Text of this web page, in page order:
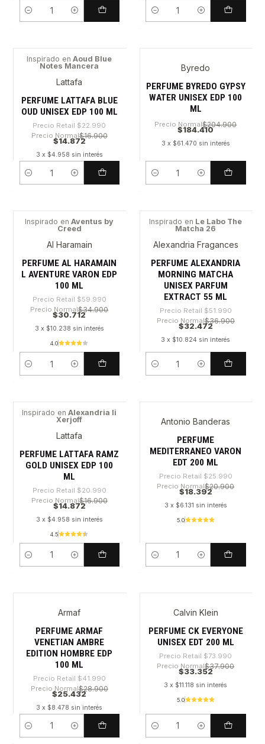
Cantidad Cantidad
Inspirado en Aoud Blue
Notes Mancera
Lattafa
PERFUME LATTAFA BLUE
OUD UNISEX EDP 100 ML
Precio Retail $22.990
Precio Normal$16.900
$14.872
3 x $4.958 sin interés
Cantidad
Byredo
PERFUME BYREDO GYPSY
WATER UNISEX EDP 100
ML
Precio Normal$204.900
$184.410
3 x $61.470 sin interés
Cantidad
Inspirado en Aventus by
Creed
Al Haramain
PERFUME AL HARAMAIN
L AVENTURE VARON EDP
100 ML
Precio Retail $59.990
Precio Normal$34.900
$30.712
3 x $10.238 sin interés
4.0
Cantidad
Inspirado en Le Labo The
Matcha 26
Alexandria Fragances
PERFUME ALEXANDRIA
MORNING MATCHA
UNISEX PARFUM
EXTRACT 55 ML
Precio Retail $51.990
Precio Normal$36.900
$32.472
3 x $10.824 sin interés
Cantidad
Inspirado en Alexandria Ii
Xerjoff
Lattafa
PERFUME LATTAFA RAMZ
GOLD UNISEX EDP 100
ML
Precio Retail $20.990
Precio Normal$16.900
$14.872
3 x $4.958 sin interés
4.5
Cantidad
-29%
Antonio Banderas
PERFUME
MEDITERRANEO VARON
EDT 200 ML
Precio Retail $25.990
Precio Normal$20.900
$18.392
3 x $6.131 sin interés
5.0
Cantidad
Armaf
PERFUME ARMAF
VENETIAN AMBRE
EDITION HOMBRE EDP
100 ML
Precio Retail $41.990
Precio Normal$28.900
$25.432
3 x $8.478 sin interés
Cantidad
Calvin Klein
PERFUME CK EVERYONE
UNISEX EDT 200 ML
Precio Retail $73.990
Precio Normal$37.900
$33.352
3 x $11.118 sin interés
5.0
Cantidad